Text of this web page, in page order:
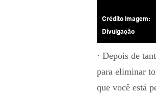
Divulgação
Crédito Imagem:
· Depois de
para eliminar
que você está